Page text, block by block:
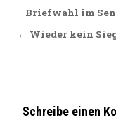
Briefwahl im
← Wieder kein
Schreibe einen